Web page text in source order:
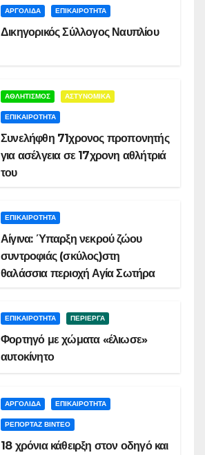
ΑΡΓΟΛΙΔΑ ΕΠΙΚΑΙΡΟΤΗΤΑ
Δικηγορικός Σύλλογος Ναυπλίου
ΑΘΛΗΤΙΣΜΟΣ ΑΣΤΥΝΟΜΙΚΑ
ΕΠΙΚΑΙΡΟΤΗΤΑ
Συνελήφθη 71χρονος προπονητής
για ασέλγεια σε 17χρονη αθλήτριά
του
ΕΠΙΚΑΙΡΟΤΗΤΑ
Αίγινα: Ύπαρξη νεκρού ζώου
συντροφιάς (σκύλος)στη
θαλάσσια περιοχή Αγία Σωτήρα
ΕΠΙΚΑΙΡΟΤΗΤΑ ΠΕΡΙΕΡΓΑ
Φορτηγό με χώματα «έλιωσε»
αυτοκίνητο
ΑΡΓΟΛΙΔΑ ΕΠΙΚΑΙΡΟΤΗΤΑ
ΡΕΠΟΡΤΑΖ ΒΙΝΤΕΟ
18 χρόνια κάθειρξη στον οδηγό και